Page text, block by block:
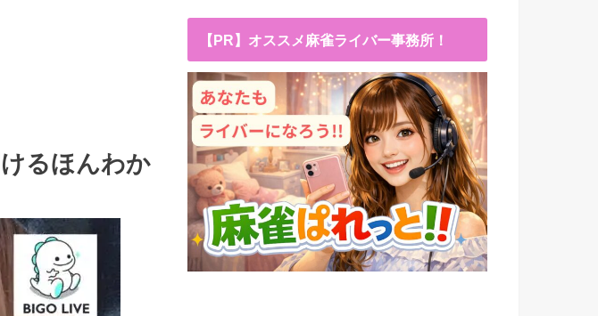
るほんわか
【PR】オススメ麻雀ライバー事務所！